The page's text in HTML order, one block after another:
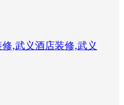
,武义酒店装修,武义